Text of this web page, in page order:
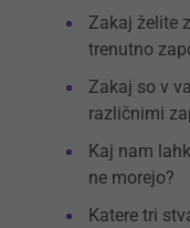
Zakaj želite
trenutno
Zakaj so v
različnimi
Kaj nam
ne morejo?
Katere tri